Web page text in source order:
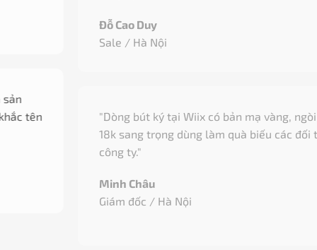
"Dòng bút ký tại Wiix có bản mạ vàng, ngòi vàng
18k sang trọng dùng làm quà biếu các đối tác của
Giám đốc / Hà Nội